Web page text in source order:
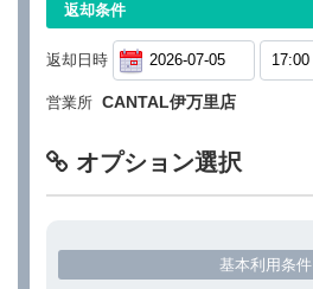
返却条件
返却日時
営業所 CANTAL伊万里店
オプション選択
基本利用条件